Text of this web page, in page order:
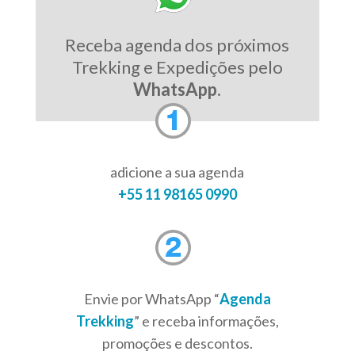
Receba agenda dos próximos
Trekking e Expedições pelo
WhatsApp.
adicione a sua agenda
+55 11 98165 0990
Envie por WhatsApp “Agenda
Trekking” e receba informações,
promoções e descontos.